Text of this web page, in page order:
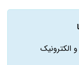
الکترونیک